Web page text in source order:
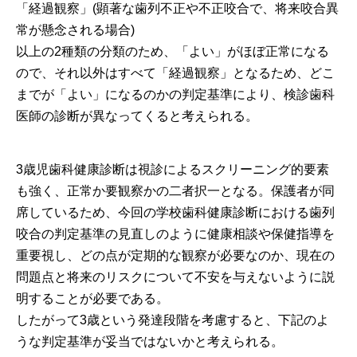
「経過観察」(顕著な歯列不正や不正咬合で、将来咬合異
常が懸念される場合)
以上の2種類の分類のため、「よい」がほぼ正常になる
ので、それ以外はすべて「経過観察」となるため、どこ
までが「よい」になるのかの判定基準により、検診歯科
医師の診断が異なってくると考えられる。
3歳児歯科健康診断は視診によるスクリーニング的要素
も強く、正常か要観察かの二者択一となる。保護者が同
席しているため、今回の学校歯科健康診断における歯列
咬合の判定基準の見直しのように健康相談や保健指導を
重要視し、どの点が定期的な観察が必要なのか、現在の
問題点と将来のリスクについて不安を与えないように説
明することが必要である。
したがって3歳という発達段階を考慮すると、下記のよ
うな判定基準が妥当ではないかと考えられる。